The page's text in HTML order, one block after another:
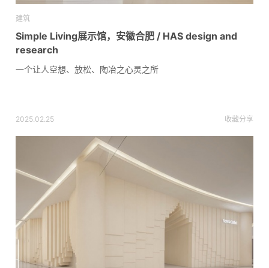
建筑
Simple Living展示馆，安徽合肥 / HAS design and
research
一个让人空想、放松、陶冶之心灵之所
2025.02.25 收藏分享